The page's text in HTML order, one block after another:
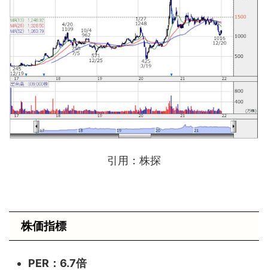
引用：株探
株価指標
PER：6.7倍